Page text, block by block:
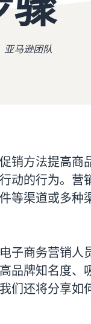
亚马逊团队
销方法提高商
动的行为。营
等渠道或多种
子商务营销人
品牌知名度、
们还将分享如